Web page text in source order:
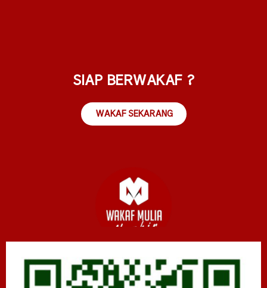
SIAP BERWAKAF ?
WAKAF SEKARANG